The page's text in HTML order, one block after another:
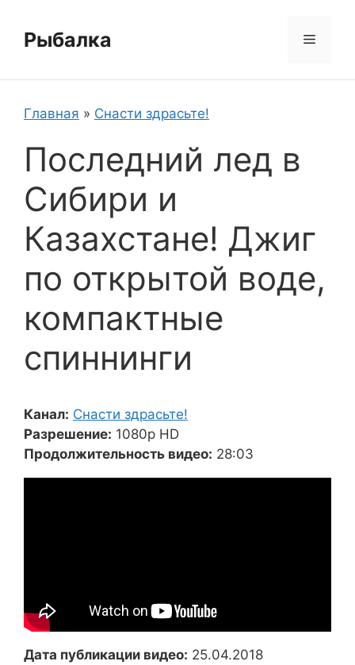
содержимому
Рыбалка Меню
Главная » Снасти здрасьте!
Последний лед в
Сибири и
Казахстане! Джиг
по открытой воде,
компактные
спиннинги
Канал: Снасти здрасьте!
Разрешение: 1080p HD
Продолжительность видео: 28:03
Дата публикации видео: 25.04.2018